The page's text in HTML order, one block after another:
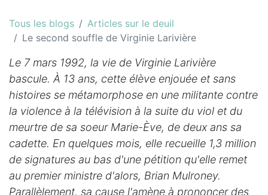
Tous les blogs
Articles sur le deuil
Le second souffle de Virginie Larivière
Le 7 mars 1992, la vie de Virginie Larivière
bascule. À 13 ans, cette élève enjouée et sans
histoires se métamorphose en une militante contre
la violence à la télévision à la suite du viol et du
meurtre de sa soeur Marie-Ève, de deux ans sa
cadette. En quelques mois, elle recueille 1,3 million
de signatures au bas d'une pétition qu'elle remet
au premier ministre d'alors, Brian Mulroney.
Parallèlement, sa cause l'amène à prononcer des